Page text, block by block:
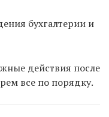
бухгалтерии и
действия после
все по порядку.